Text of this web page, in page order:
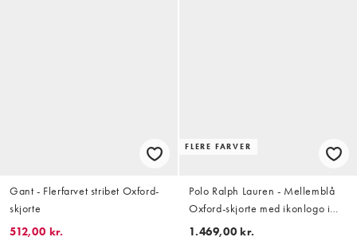
Gant - Flerfarvet stribet Oxford-
skjorte
512,00 kr.
FLERE FARVER
Polo Ralph Lauren - Mellemblå
Oxford-skjorte med ikonlogo i
custom fit
1.469,00 kr.